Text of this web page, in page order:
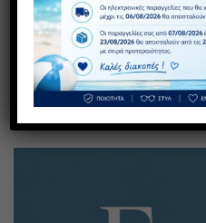
AS 295
30,00€ με ΦΠΑ